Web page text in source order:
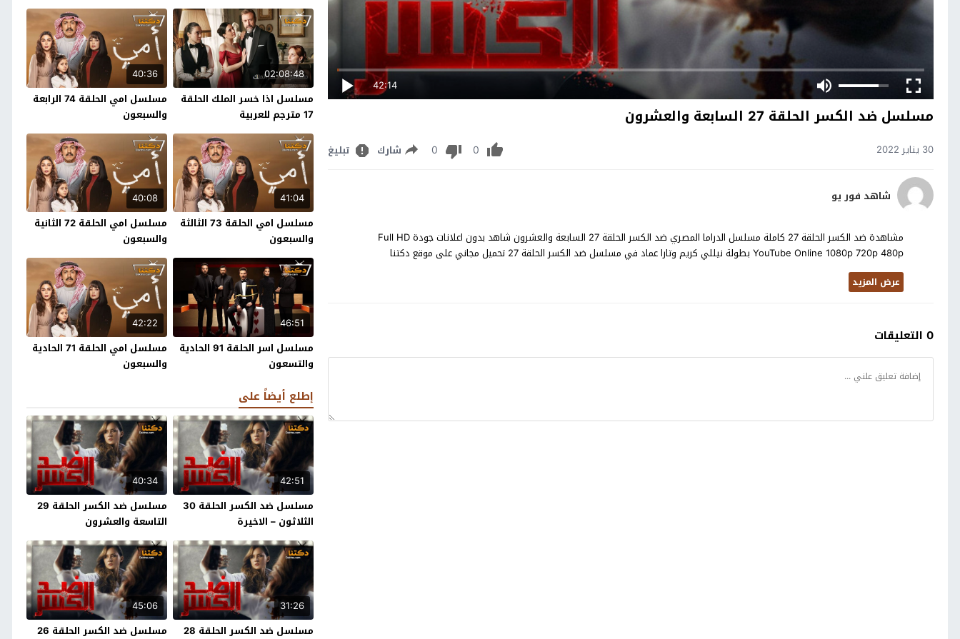
42:14
مسلسل ضد الكسر الحلقة 27 السابعة والعشرون
30 يناير 2022 0
0 شارك تبليغ
شاهد فور يو
مشاهدة ضد الكسر الحلقة 27 كاملة مسلسل الدراما المصري ضد الكسر الحلقة 27 السابعة والعشرون شاهد بدون اعلانات جودة Full HD
YouTube Online 1080p 720p 480p بطولة نيللي كريم وتارا عماد في مسلسل ضد الكسر الحلقة 27 تحميل مجاني على موقع دكتنا
عرض المزيد
0 التعليقات
02:08:48
مسلسل اذا خسر الملك الحلقة
17 مترجم للعربية
40:36
مسلسل امي الحلقة 74 الرابعة
والسبعون
41:04
مسلسل امي الحلقة 73 الثالثة
والسبعون
40:08
مسلسل امي الحلقة 72 الثانية
والسبعون
46:51
مسلسل اسر الحلقة 91 الحادية
والتسعون
42:22
مسلسل امي الحلقة 71 الحادية
والسبعون
إطلع أيضاً على
42:51
مسلسل ضد الكسر الحلقة 30
الثلاثون – الاخيرة
40:34
مسلسل ضد الكسر الحلقة 29
التاسعة والعشرون
31:26
مسلسل ضد الكسر الحلقة 28
45:06
مسلسل ضد الكسر الحلقة 26